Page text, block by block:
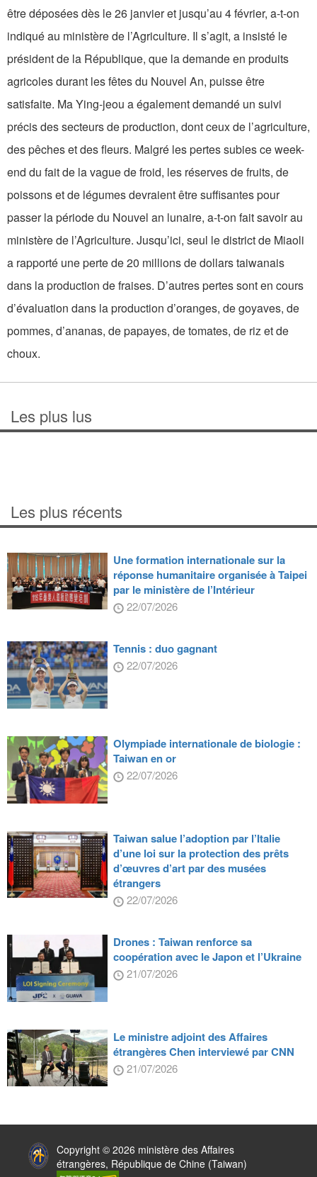
être déposées dès le 26 janvier et jusqu’au 4 février, a-t-on
indiqué au ministère de l’Agriculture. Il s’agit, a insisté le
président de la République, que la demande en produits
agricoles durant les fêtes du Nouvel An, puisse être
satisfaite. Ma Ying-jeou a également demandé un suivi
précis des secteurs de production, dont ceux de l’agriculture,
des pêches et des fleurs. Malgré les pertes subies ce week-
end du fait de la vague de froid, les réserves de fruits, de
poissons et de légumes devraient être suffisantes pour
passer la période du Nouvel an lunaire, a-t-on fait savoir au
ministère de l’Agriculture. Jusqu’ici, seul le district de Miaoli
a rapporté une perte de 20 millions de dollars taiwanais
dans la production de fraises. D’autres pertes sont en cours
d’évaluation dans la production d’oranges, de goyaves, de
pommes, d’ananas, de papayes, de tomates, de riz et de
choux.
Les plus lus
Les plus récents
Une formation internationale sur la
réponse humanitaire organisée à Taipei
par le ministère de l’Intérieur
22/07/2026
Tennis : duo gagnant
22/07/2026
Olympiade internationale de biologie :
Taiwan en or
22/07/2026
Taiwan salue l’adoption par l’Italie
d’une loi sur la protection des prêts
d’œuvres d’art par des musées
étrangers
22/07/2026
Drones : Taiwan renforce sa
coopération avec le Japon et l’Ukraine
21/07/2026
Le ministre adjoint des Affaires
étrangères Chen interviewé par CNN
21/07/2026
Copyright © 2026 ministère des Affaires
étrangères, République de Chine (Taiwan)